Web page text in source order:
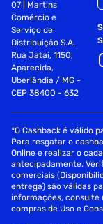
07 | Martins
Comércio e
Serviço de
Distribuição S.A.
Rua Jataí, 1150,
Aparecida,
Uberlândia / MG -
CEP 38400 - 632
*O Cashback é válido
Para resgatar o
Online e realizar o
antecipadamente.
comerciais
entrega) são válidas
informações, consulte
compras de Uso e